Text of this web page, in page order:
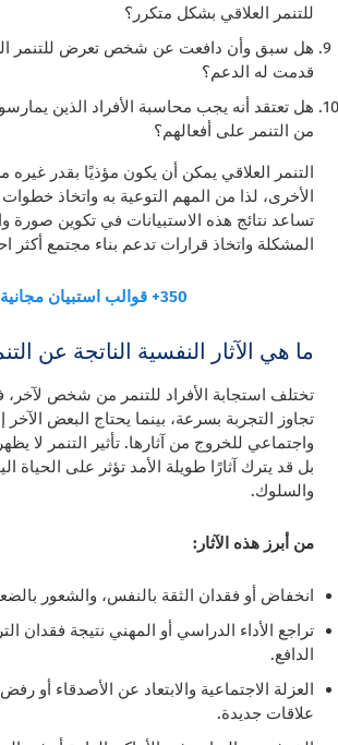
للتنمر العلاقي بشكل متكرر؟
هل سبق وأن دافعت عن شخص تعرض للتنمر
قدمت له الدعم؟
هل تعتقد أنه يجب محاسبة الأفراد الذين
من التنمر على أفعالهم؟
التنمر العلاقي يمكن أن يكون مؤذيًا بقدر غيره
الأخرى، لذا من المهم التوعية به واتخاذ
تساعد نتائج هذه الاستبيانات في تكوين
المشكلة واتخاذ قرارات تدعم بناء مجتمع أكثر
350+ قوالب استبيان مجانية
ما هي الآثار النفسية الناتجة عن
تختلف استجابة الأفراد للتنمر من شخص
تجاوز التجربة بسرعة، بينما يحتاج البعض
واجتماعي للخروج من آثارها. تأثير التنمر لا
بل قد يترك آثارًا طويلة الأمد تؤثر على الحياة
والسلوك.
من أبرز هذه الآثار:
انخفاض أو فقدان الثقة بالنفس، والشعور
تراجع الأداء الدراسي أو المهني نتيجة فقدان
الدافع.
العزلة الاجتماعية والابتعاد عن الأصدقاء أو
علاقات جديدة.